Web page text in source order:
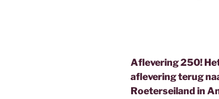
Aflevering 250!
aflevering terug
Roeterseiland in